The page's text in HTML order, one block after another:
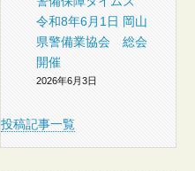
令和8年6月1日 岡山
県警備業協会 総会
開催
2026年6月3日
投稿記事一覧